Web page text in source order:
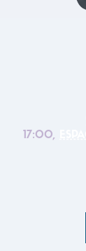
17:00,